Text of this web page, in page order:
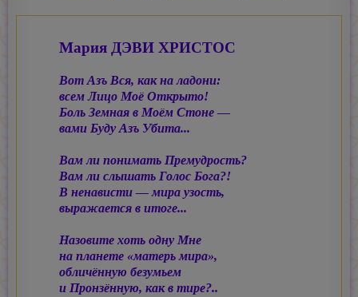
Мария ДЭВИ ХРИСТОС
Вот Азъ Вся, как на ладони:
всем Лицо Моё Открыто!
Боль Земная в Моём Стоне —
вами Буду Азъ Убита...
Вам ли понимать Премудрость?
Вам ли слышать Голос Бога?!
В ненависти — мира узость,
выражается в итоге...
Назовите хоть одну Мне
на планете «матерь мира»,
обличённую безумьем
и Пронзённую, как в тире?..